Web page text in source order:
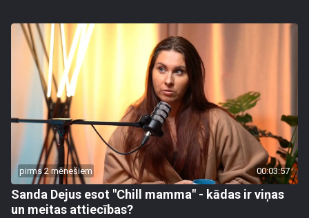
pirms 2 mēnešiem 00:03:57
Sanda Dejus esot "Chill mamma" - kādas ir viņas
un meitas attiecības?